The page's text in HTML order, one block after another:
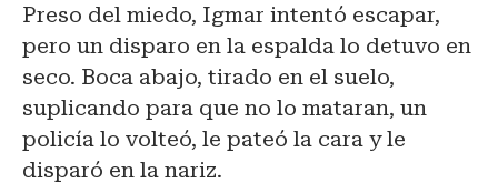
Preso del miedo, Igmar intentó escapar,
pero un disparo en la espalda lo detuvo en
seco. Boca abajo, tirado en el suelo,
suplicando para que no lo mataran, un
policía lo volteó, le pateó la cara y le
disparó en la nariz.